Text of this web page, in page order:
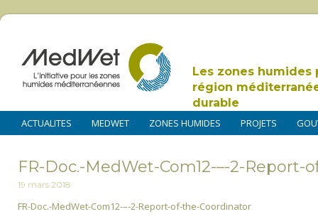
Les zones humides
région
durable
ACTUALITES MEDWET ZONES HUMIDES PROJETS
FR-Doc.-MedWet-Com12-–-2-Report-
19 mars 2018
FR-Doc.-MedWet-Com12-–-2-Report-of-the-Coordinator